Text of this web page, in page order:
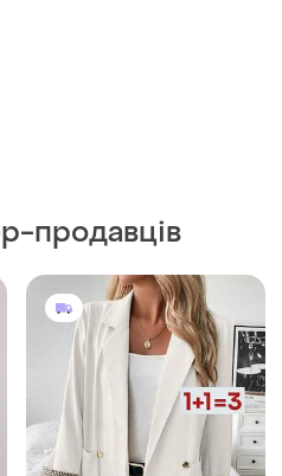
продавців